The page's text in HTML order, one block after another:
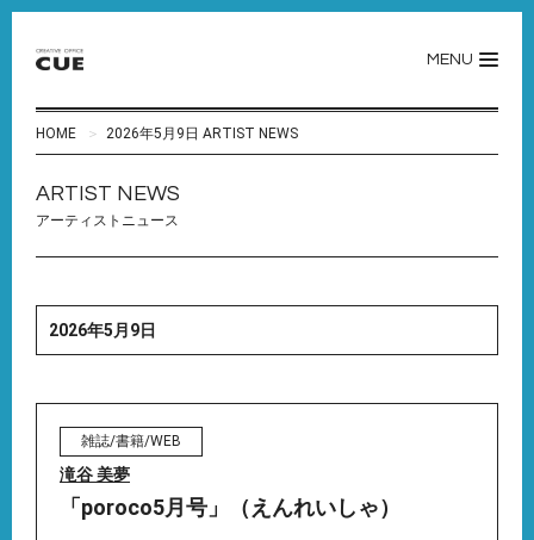
MENU
HOME 2026年5月9日 ARTIST NEWS
ARTIST NEWS
アーティストニュース
2026年5月9日
雑誌/書籍/WEB
滝谷 美夢
「poroco5月号」（えんれいしゃ）